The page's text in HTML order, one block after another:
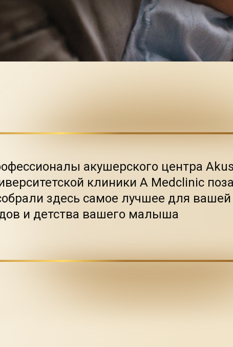
акушерского центра
клиники A Medclinic
здесь самое лучшее для
и детства вашего малыша